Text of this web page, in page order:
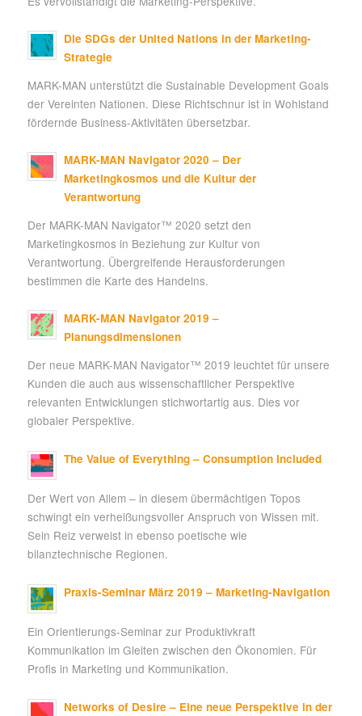
Die SDGs der United Nations in der Marketing-
Strategie
MARK-MAN unterstützt die Sustainable Development Goals
der Vereinten Nationen. Diese Richtschnur ist in Wohlstand
fördernde Business-Aktivitäten übersetzbar.
MARK-MAN Navigator 2020 – Der
Marketingkosmos und die Kultur der
Verantwortung
Der MARK-MAN Navigator™ 2020 setzt den
Marketingkosmos in Beziehung zur Kultur von
Verantwortung. Übergreifende Herausforderungen
bestimmen die Karte des Handelns.
MARK-MAN Navigator 2019 –
Planungsdimensionen
Der neue MARK-MAN Navigator™ 2019 leuchtet für unsere
Kunden die auch aus wissenschaftlicher Perspektive
relevanten Entwicklungen stichwortartig aus. Dies vor
globaler Perspektive.
The Value of Everything – Consumption Included
Der Wert von Allem – in diesem übermächtigen Topos
schwingt ein verheißungsvoller Anspruch von Wissen mit.
Sein Reiz verweist in ebenso poetische wie
bilanztechnische Regionen.
Praxis-Seminar März 2019 – Marketing-Navigation
Ein Orientierungs-Seminar zur Produktivkraft
Kommunikation im Gleiten zwischen den Ökonomien. Für
Profis in Marketing und Kommunikation.
Networks of Desire – Eine neue Perspektive in der